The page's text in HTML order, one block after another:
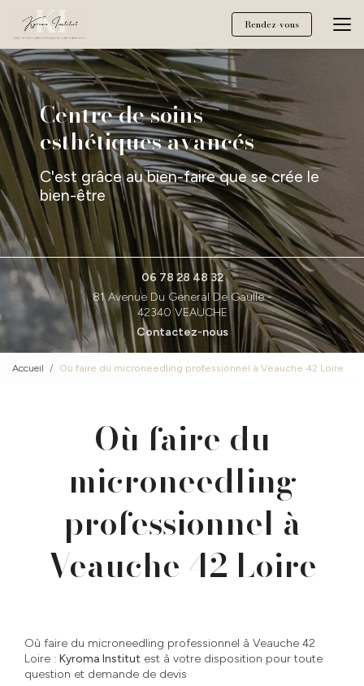
contenu
principal
Rendez-vous
Centre de soins
esthétiques avancés
C'est grâce au bien-faire que se crée le
bien-être
06 78 28 48 32
81 Avenue Du General De Gaulle -
42340 VEAUCHE
Contactez-nous
Accueil Où faire du microneedling professionnel à Veauche 42 Loire
Où faire du
microneedling
professionnel à
Veauche 42 Loire
Où faire du microneedling professionnel à Veauche 42
Loire : Kyroma Institut est à votre disposition pour toute
question et demande de devis